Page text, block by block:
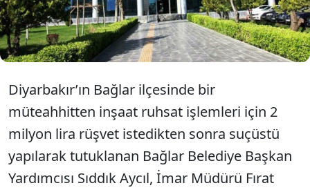
aldı.
Diyarbakır’ın Bağlar ilçesinde bir
müteahhitten inşaat ruhsat işlemleri için 2
milyon lira rüşvet istedikten sonra suçüstü
yapılarak tutuklanan Bağlar Belediye Başkan
Yardımcısı Sıddık Aycıl, İmar Müdürü Fırat